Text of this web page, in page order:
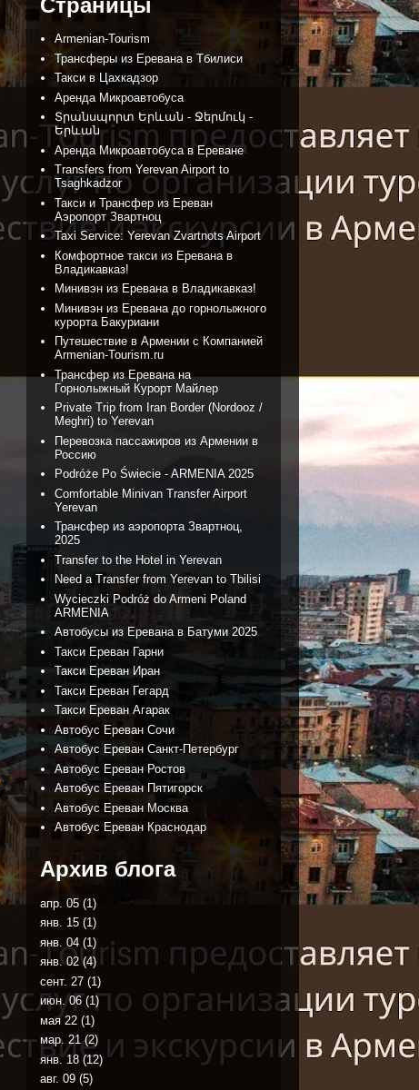
Armenian-Tourism
Трансферы из Ереванa в Тбилиси
Такси в Цахкадзор
Аренда Микроавтобуса
Տրանսպորտ Երևան - Ջերմուկ -
Երևան
Аренда Микроавтобуса в Ереване
Transfers from Yerevan Airport to
Tsaghkadzor
Такси и Трансфер из Ереван
Аэропорт Звартноц
Taxi Service: Yerevan Zvartnots Airport
Комфортное такси из Еревана в
Владикавказ!
Минивэн из Еревана в Владикавказ!
Минивэн из Еревана до горнолыжного
курорта Бакуриани
Путешествие в Армении с Компанией
Armenian-Tourism.ru
Трансфер из Еревана на
Горнолыжный Курорт Майлер
Private Trip from Iran Border (Nordooz /
Meghri) to Yerevan
Перевозка пассажиров из Армении в
Россию
Podróże Po Świecie - ARMENIA 2025
Comfortable Minivan Transfer Airport
Yerevan
Трансфер из аэропорта Звартноц,
2025
Transfer to the Hotel in Yerevan
Need a Transfer from Yerevan to Tbilisi
Wycieczki Podróż do Armeni Poland
ARMENIA
Автобусы из Еревана в Батуми 2025
Такси Ереван Гарни
Такси Ереван Иран
Такси Ереван Гегард
Такси Ереван Агарак
Автобус Ереван Сочи
Автобус Ереван Санкт-Петербург
Автобус Ереван Ростов
Автобус Ереван Пятигорск
Автобус Ереван Москва
Автобус Ереван Краснодар
Архив блога
апр. 05 (1)
янв. 15 (1)
янв. 04 (1)
янв. 02(4)
сент. 27 (1)
июн. 06 (1)
мая 22 (1)
мар. 21(2)
янв. 18 (12)
авг. 09 (5)